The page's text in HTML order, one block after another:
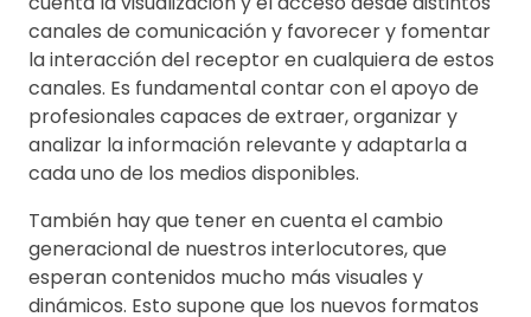
canales de comunicación y favorecer y fomentar
la interacción del receptor en cualquiera de estos
canales. Es fundamental contar con el apoyo de
profesionales capaces de extraer, organizar y
analizar la información relevante y adaptarla a
cada uno de los medios disponibles.
También hay que tener en cuenta el cambio
generacional de nuestros interlocutores, que
esperan contenidos mucho más visuales y
dinámicos. Esto supone que los nuevos formatos